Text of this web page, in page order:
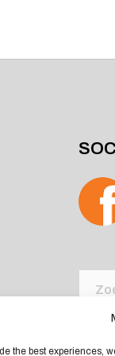
the best experiences,